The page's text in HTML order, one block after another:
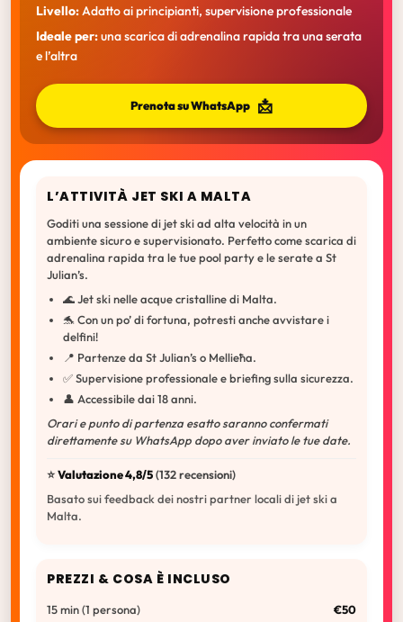
Livello: Adatto ai principianti, supervisione professionale
Ideale per:una scarica di adrenalina rapida tra una serata
e l’altra
Prenota su WhatsApp 📩
L’ATTIVITÀ JET SKI A MALTA
Goditi una sessione di jet ski ad alta velocità in un
ambiente sicuro e supervisionato. Perfetto come scarica di
adrenalina rapida tra le tue pool party e le serate a St
Julian’s.
🌊 Jet ski nelle acque cristalline di Malta.
🐬 Con un po’ di fortuna, potresti anche avvistare i
delfini!
📍 Partenze da St Julian’s o Mellieħa.
✅ Supervisione professionale e briefing sulla sicurezza.
👤 Accessibile dai 18 anni.
Orari e punto di partenza esatto saranno confermati
direttamente su WhatsApp dopo aver inviato le tue date.
⭐️Valutazione 4,8/5(132 recensioni)
Basato sui feedback dei nostri partner locali di jet ski a
Malta.
PREZZI & COSA È INCLUSO
15 min (1 persona) €50